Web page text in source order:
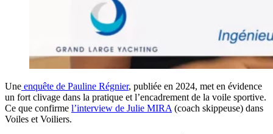
Une enquête de Pauline Régnier, publiée en 2024, met en évidence
un fort clivage dans la pratique et l’encadrement de la voile sportive.
Ce que confirme l’interview de Julie MIRA(coach skippeuse) dans
Voiles et Voiliers.